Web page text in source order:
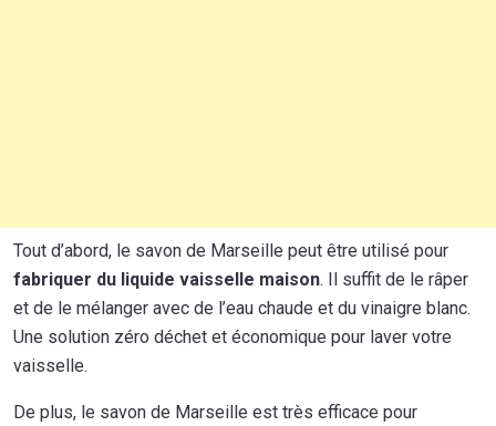
Tout d’abord, le savon de Marseille peut être utilisé pour
fabriquer du liquide vaisselle maison. Il suffit de le râper
et de le mélanger avec de l’eau chaude et du vinaigre blanc.
Une solution zéro déchet et économique pour laver votre
vaisselle.
De plus, le savon de Marseille est très efficace pour